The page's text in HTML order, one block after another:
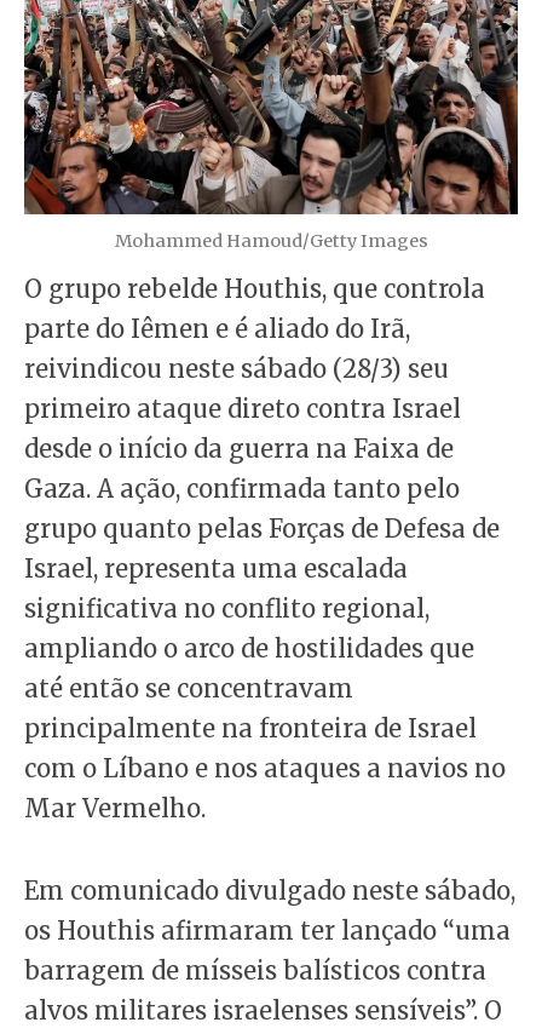
Mohammed Hamoud/Getty Images
O grupo rebelde Houthis, que controla
parte do Iêmen e é aliado do Irã,
reivindicou neste sábado (28/3) seu
primeiro ataque direto contra Israel
desde o início da guerra na Faixa de
Gaza. A ação, confirmada tanto pelo
grupo quanto pelas Forças de Defesa de
Israel, representa uma escalada
significativa no conflito regional,
ampliando o arco de hostilidades que
até então se concentravam
principalmente na fronteira de Israel
com o Líbano e nos ataques a navios no
Mar Vermelho.
Em comunicado divulgado neste sábado,
os Houthis afirmaram ter lançado “uma
barragem de mísseis balísticos contra
alvos militares israelenses sensíveis”. O